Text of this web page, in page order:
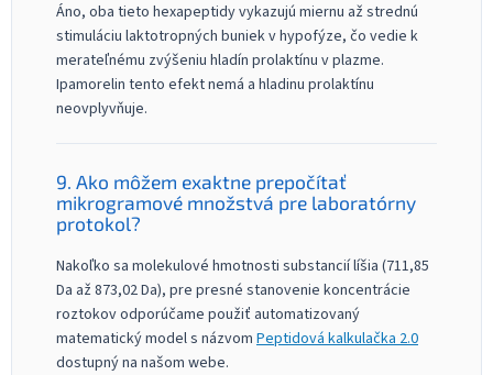
Áno, oba tieto hexapeptidy vykazujú miernu až strednú
stimuláciu laktotropných buniek v hypofýze, čo vedie k
merateľnému zvýšeniu hladín prolaktínu v plazme.
Ipamorelin tento efekt nemá a hladinu prolaktínu
neovplyvňuje.
9. Ako môžem exaktne prepočítať
mikrogramové množstvá pre laboratórny
protokol?
Nakoľko sa molekulové hmotnosti substancií líšia (711,85
Da až 873,02 Da), pre presné stanovenie koncentrácie
roztokov odporúčame použiť automatizovaný
matematický model s názvom Peptidová kalkulačka 2.0
dostupný na našom webe.